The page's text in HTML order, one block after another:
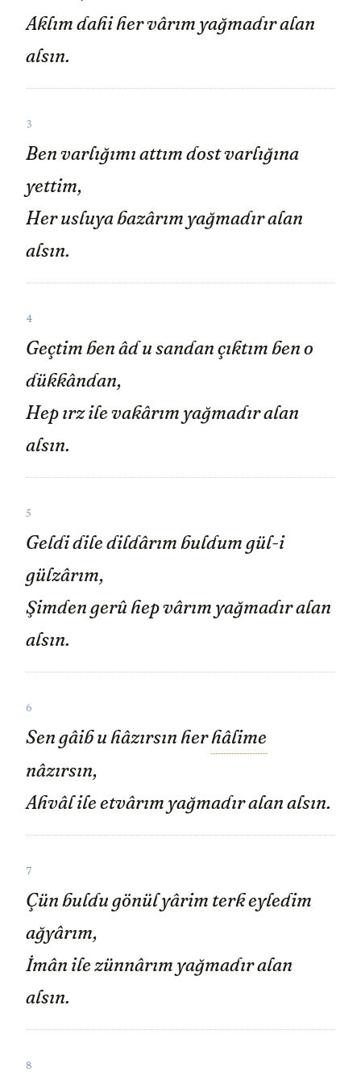
Aklım dahi her vârım yağmadır alan
alsın.
3
Ben varlığımı attım dost varlığına
yettim,
Her usluya bazârım yağmadır alan
alsın.
4
Geçtim ben âd u sandan çıktım ben o
dükkândan,
Hep ırz ile vakârım yağmadır alan
alsın.
5
Geldi dile dildârım buldum gül-i
gülzârım,
Şimden gerû hep vârım yağmadır alan
alsın.
6
Sen gâib u hâzırsın herhâlime
nâzırsın,
Ahvâl ile etvârım yağmadır alan alsın.
7
Çün buldu gönül yârim terk eyledim
ağyârım,
İmân ile zünnârım yağmadır alan
alsın.
8